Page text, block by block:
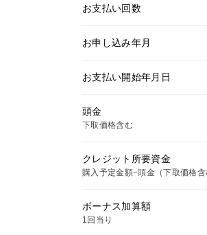
お支払い回数
お申し込み年月
お支払い開始年月日
頭金
下取価格含む
クレジット所要資金
購入予定金額−頭金（下取価格含
ボーナス加算額
1回当り